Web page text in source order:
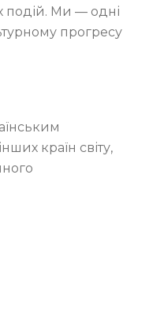
подій. Ми — одні
прогресу
країн світу,